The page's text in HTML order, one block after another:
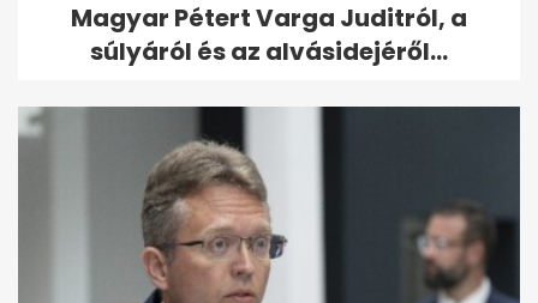
Magyar Pétert Varga Juditról, a
súlyáról és az alvásidejéről...